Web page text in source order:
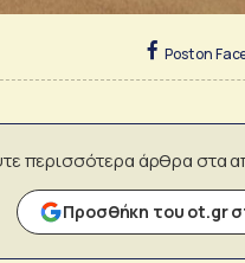
Post on
περισσότερα άρθρα στα
Προσθήκη του ot.gr